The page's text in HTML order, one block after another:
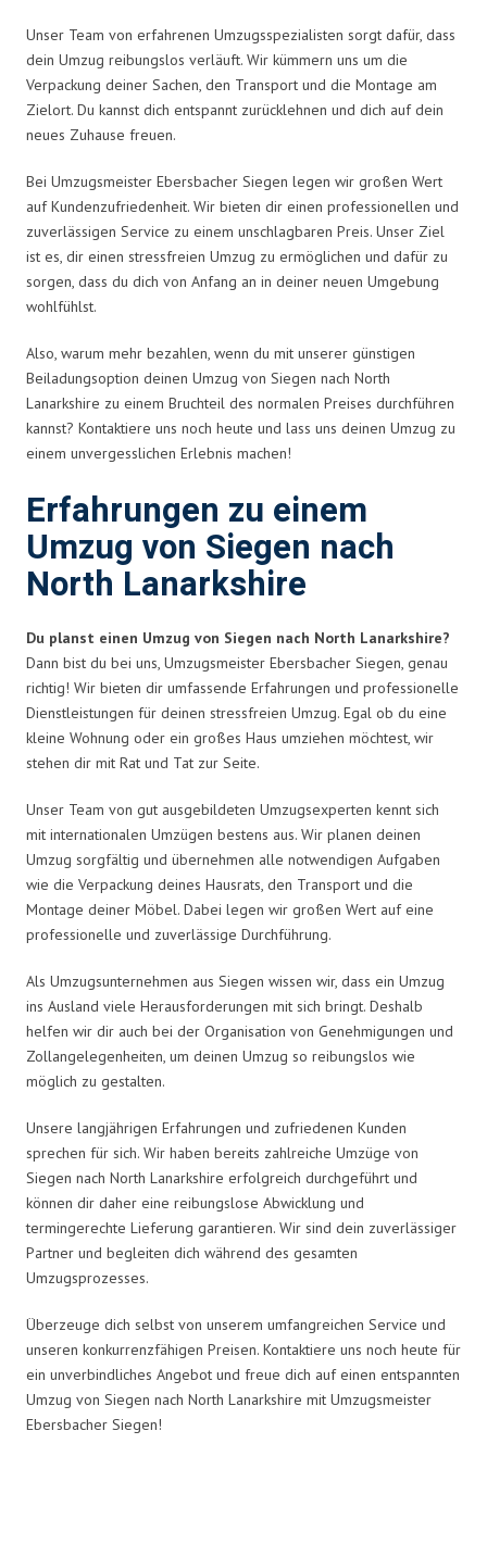
Unser Team von erfahrenen Umzugsspezialisten sorgt dafür, dass
dein Umzug reibungslos verläuft. Wir kümmern uns um die
Verpackung deiner Sachen, den Transport und die Montage am
Zielort. Du kannst dich entspannt zurücklehnen und dich auf dein
neues Zuhause freuen.
Bei Umzugsmeister Ebersbacher Siegen legen wir großen Wert
auf Kundenzufriedenheit. Wir bieten dir einen professionellen und
zuverlässigen Service zu einem unschlagbaren Preis. Unser Ziel
ist es, dir einen stressfreien Umzug zu ermöglichen und dafür zu
sorgen, dass du dich von Anfang an in deiner neuen Umgebung
wohlfühlst.
Also, warum mehr bezahlen, wenn du mit unserer günstigen
Beiladungsoption deinen Umzug von Siegen nach North
Lanarkshire zu einem Bruchteil des normalen Preises durchführen
kannst? Kontaktiere uns noch heute und lass uns deinen Umzug zu
einem unvergesslichen Erlebnis machen!
Erfahrungen zu einem
Umzug von Siegen nach
North Lanarkshire
Du planst einen Umzug von Siegen nach North Lanarkshire?
Dann bist du bei uns, Umzugsmeister Ebersbacher Siegen, genau
richtig! Wir bieten dir umfassende Erfahrungen und professionelle
Dienstleistungen für deinen stressfreien Umzug. Egal ob du eine
kleine Wohnung oder ein großes Haus umziehen möchtest, wir
stehen dir mit Rat und Tat zur Seite.
Unser Team von gut ausgebildeten Umzugsexperten kennt sich
mit internationalen Umzügen bestens aus. Wir planen deinen
Umzug sorgfältig und übernehmen alle notwendigen Aufgaben
wie die Verpackung deines Hausrats, den Transport und die
Montage deiner Möbel. Dabei legen wir großen Wert auf eine
professionelle und zuverlässige Durchführung.
Als Umzugsunternehmen aus Siegen wissen wir, dass ein Umzug
ins Ausland viele Herausforderungen mit sich bringt. Deshalb
helfen wir dir auch bei der Organisation von Genehmigungen und
Zollangelegenheiten, um deinen Umzug so reibungslos wie
möglich zu gestalten.
Unsere langjährigen Erfahrungen und zufriedenen Kunden
sprechen für sich. Wir haben bereits zahlreiche Umzüge von
Siegen nach North Lanarkshire erfolgreich durchgeführt und
können dir daher eine reibungslose Abwicklung und
termingerechte Lieferung garantieren. Wir sind dein zuverlässiger
Partner und begleiten dich während des gesamten
Umzugsprozesses.
Überzeuge dich selbst von unserem umfangreichen Service und
unseren konkurrenzfähigen Preisen. Kontaktiere uns noch heute für
ein unverbindliches Angebot und freue dich auf einen entspannten
Umzug von Siegen nach North Lanarkshire mit Umzugsmeister
Ebersbacher Siegen!